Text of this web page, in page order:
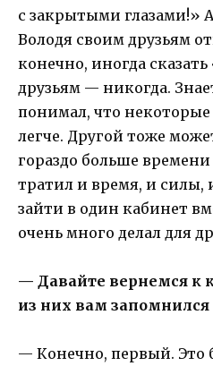
с закрытыми глазами!»
Володя своим друзьям
конечно, иногда
друзьям — никогда.
понимал, что
легче. Другой тоже
гораздо больше
тратил и время, и
зайти в один кабинет
очень много делал для
— Давайте вернемся к
из них вам запомнился
— Конечно, первый. Это